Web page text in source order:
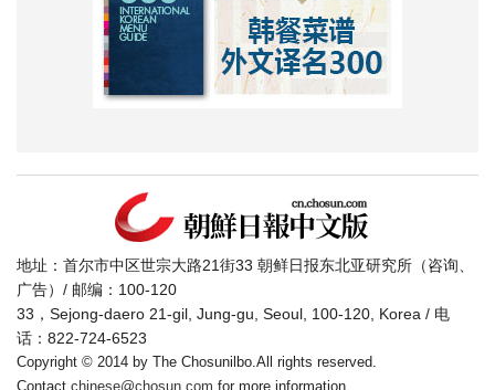
地址：首尔市中区世宗大路21街33 朝鲜日报东北亚研究所（咨询、
广告）/ 邮编：100-120
33，Sejong-daero 21-gil, Jung-gu, Seoul, 100-120, Korea / 电
话：822-724-6523
Copyright © 2014 by The Chosunilbo.All rights reserved.
Contact chinese@chosun.com for more information.